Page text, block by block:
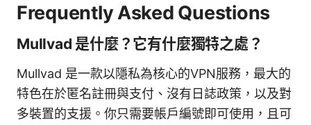
Frequently Asked Questions
Mullvad 是什麼？它有什麼獨特之處？
Mullvad 是一款以隱私為核心的VPN服務，最大的
特色在於匿名註冊與支付、沒有日誌政策，以及對
多裝置的支援。你只需要帳戶編號即可使用，且可